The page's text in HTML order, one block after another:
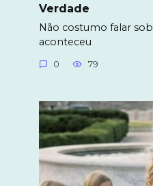
Verdade
Não costumo falar
aconteceu
0 79